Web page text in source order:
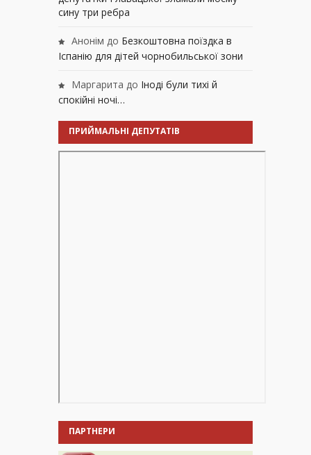
сину три ребра
Анонім до Безкоштовна поїздка в
Іспанію для дітей чорнобильської зони
Маргарита до Іноді були тихі й
спокійні ночі…
ПРИЙМАЛЬНІ ДЕПУТАТІВ
ПАРТНЕРИ